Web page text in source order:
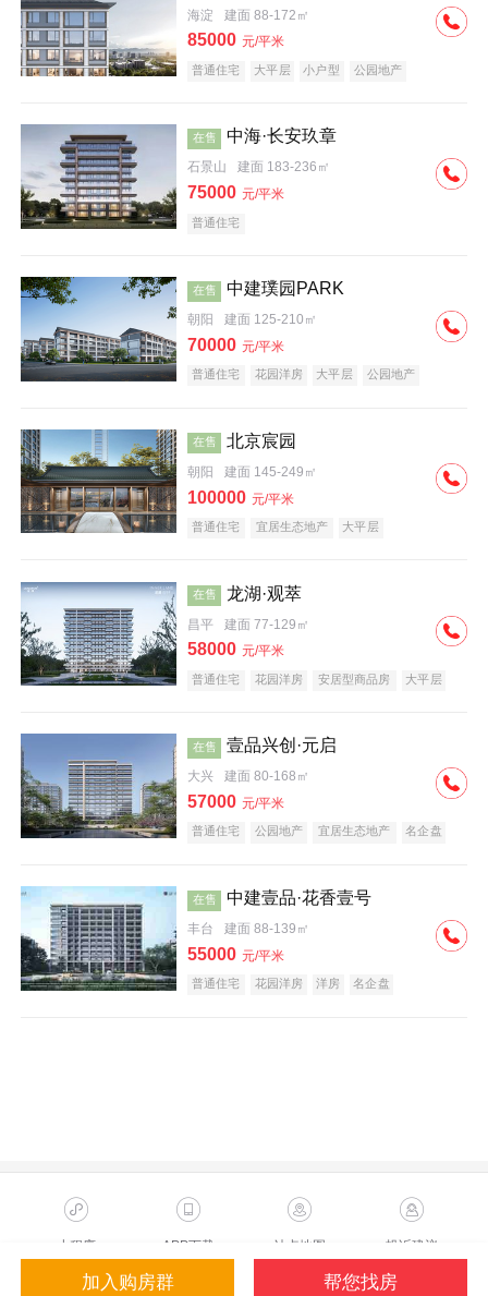
海淀 建面 88-172㎡
85000 元/平米
普通住宅 大平层 小户型
公园地产
在售 中海·长安玖章
石景山 建面 183-236㎡
75000 元/平米
普通住宅
在售 中建璞园PARK
朝阳 建面 125-210㎡
70000 元/平米
普通住宅 花园洋房 大平层
公园地产
在售 北京宸园
朝阳 建面 145-249㎡
100000 元/平米
普通住宅 宜居生态地产 大平层
在售 龙湖·观萃
昌平 建面 77-129㎡
58000 元/平米
普通住宅 花园洋房 安居型商品房
大平层
在售 壹品兴创·元启
大兴 建面 80-168㎡
57000 元/平米
普通住宅 公园地产 宜居生态地产 名企盘
在售 中建壹品·花香壹号
丰台 建面 88-139㎡
55000 元/平米
普通住宅 花园洋房 洋房 名企盘
加入购房群 帮您找房
小程序 APP下载 站点地图 投诉建议